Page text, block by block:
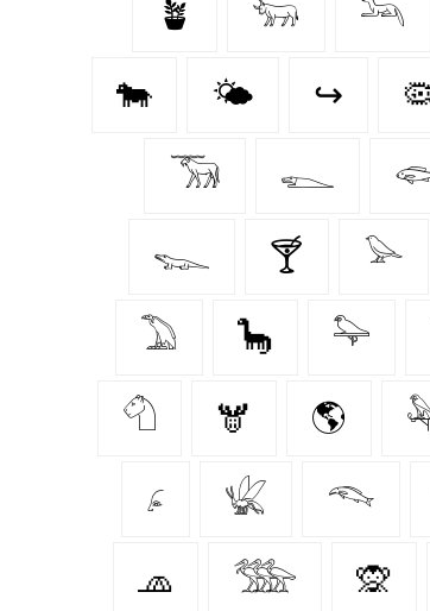
🪴 𓃓 𓃢
🐄 🌤️ ↪
𓃝 𓆍
𓆊 🍸 𓅪
𓅐 🦕 𓅍
𓄇 🫎 🌎
𓂊 𓆤 𓆞
🧢 𓅢 🙊